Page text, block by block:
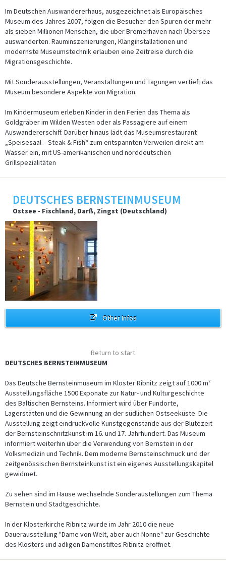
Im Deutschen Auswandererhaus, ausgezeichnet als Europäisches
Museum des Jahres 2007, folgen die Besucher den Spuren der mehr
als sieben Millionen Menschen, die über Bremerhaven nach Übersee
auswanderten. Rauminszenierungen, Klanginstallationen und
modernste Museumstechnik erlauben eine Zeitreise durch die
Migrationsgeschichte.
Mit Sonderausstellungen, Veranstaltungen und Tagungen vertieft das
Museum besondere Aspekte von Migration.
Im Kindermuseum erleben Kinder in den Ferien das Thema als
Goldgräber im Wilden Westen oder als Passagiere auf einem
Auswandererschiff. Darüber hinaus lädt das Museumsrestaurant
„Speisesaal – Steak & Fish“ zum entspannten Verweilen direkt am
Wasser ein, mit US-amerikanischen und norddeutschen
Grillspezialitäten
DEUTSCHES BERNSTEINMUSEUM
Ostsee - Fischland, Darß, Zingst (Deutschland)
Other Infos
Return to start
DEUTSCHES BERNSTEINMUSEUM
Das Deutsche Bernsteinmuseum im Kloster Ribnitz zeigt auf 1000 m²
Ausstellungsfläche 1500 Exponate zur Natur- und Kulturgeschichte
des Baltischen Bernsteins. Informiert wird über Fundorte,
Lagerstätten und die Gewinnung an der südlichen Ostseeküste. Die
Ausstellung zeigt eindruckvolle Kunstgegenstände aus der Blütezeit
der Bernsteinschnitzkunst im 16. und 17. Jahrhundert. Das Museum
informiert weiterhin über die Verwendung von Bernstein in der
Volksmedizin und Technik. Dem moderne Bernsteinschmuck und der
zeitgenössischen Bernsteinkunst ist ein eigenes Ausstellungskapitel
gewidmet.
Zu sehen sind im Hause wechselnde Sonderaustellungen zum Thema
Bernstein und Stadtgeschichte.
In der Klosterkirche Ribnitz wurde im Jahr 2010 die neue
Dauerausstellung "Dame von Welt, aber auch Nonne" zur Geschichte
des Klosters und adligen Damenstiftes Ribnitz eröffnet.